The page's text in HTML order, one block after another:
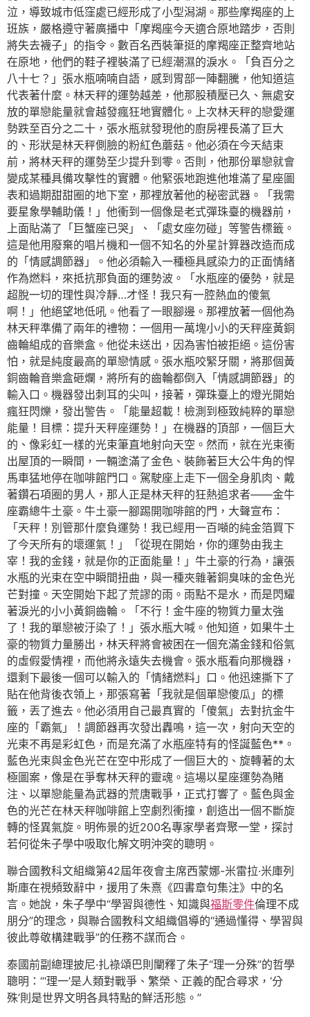
泣，導致城市低窪處已經形成了小型潟湖。那些摩羯座的上
班族，嚴格遵守著廣播中「摩羯座今天適合原地踏步，否則
將失去襪子」的指令。數百名西裝筆挺的摩羯座正整齊地站
在原地，他們的鞋子裡裝滿了已經潮濕的淚水。「負百分之
八十七？」張水瓶喃喃自語，感到胃部一陣翻騰，他知道這
代表著什麼。林天秤的運勢越差，他那股積壓已久、無處安
放的單戀能量就會越發瘋狂地實體化。上次林天秤的戀愛運
勢跌至百分之二十，張水瓶就發現他的廚房裡長滿了巨大
的、形狀是林天秤側臉的粉紅色蘑菇。他必須在今天結束
前，將林天秤的運勢至少提升到零。否則，他那份單戀就會
變成某種具備攻擊性的實體。他緊張地跑進他堆滿了星座圖
表和過期甜甜圈的地下室，那裡放著他的秘密武器。「我需
要星象學輔助儀！」他衝到一個像是老式彈珠臺的機器前，
上面貼滿了「巨蟹座已哭」、「處女座勿碰」等警告標籤。
這是他用廢棄的唱片機和一個不知名的外星計算器改造而成
的「情感調節器」。他必須輸入一種極具感染力的正面情緒
作為燃料，來抵抗那負面的運勢波。「水瓶座的優勢，就是
超脫一切的理性與冷靜…才怪！我只有一腔熱血的傻氣
啊！」他絕望地低吼。他看了一眼腳邊。那裡放著一個他為
林天秤準備了兩年的禮物：一個用一萬塊小小的天秤座黃銅
齒輪組成的音樂盒。他從未送出，因為害怕被拒絕。這份害
怕，就是純度最高的單戀情感。張水瓶咬緊牙關，將那個黃
銅齒輪音樂盒砸爛，將所有的齒輪都倒入「情感調節器」的
輸入口。機器發出刺耳的尖叫，接著，彈珠臺上的燈光開始
瘋狂閃爍，發出警告。「能量超載！檢測到極致純粹的單戀
能量！目標：提升天秤座運勢！」在機器的頂部，一個巨大
的、像彩虹一樣的光束筆直地射向天空。然而，就在光束衝
出屋頂的一瞬間，一輛塗滿了金色、裝飾著巨大公牛角的悍
馬車猛地停在咖啡館門口。駕駛座上走下一個全身肌肉、戴
著鑽石項圈的男人，那人正是林天秤的狂熱追求者——金牛
座霸總牛土豪。牛土豪一腳踢開咖啡館的門，大聲宣布：
「天秤！別管那什麼負運勢！我已經用一百噸的純金箔買下
了今天所有的壞運氣！」「從現在開始，你的運勢由我主
宰！我的金錢，就是你的正面能量！」牛土豪的行為，讓張
水瓶的光束在空中瞬間扭曲，與一種夾雜著銅臭味的金色光
芒對撞。天空開始下起了荒謬的雨。雨點不是水，而是閃耀
著淚光的小小黃銅齒輪。「不行！金牛座的物質力量太強
了！我的單戀被汙染了！」張水瓶大喊。他知道，如果牛土
豪的物質力量勝出，林天秤將會被困在一個充滿金錢和俗氣
的虛假愛情裡，而他將永遠失去機會。張水瓶看向那機器，
還剩下最後一個可以輸入的「情緒燃料」口。他迅速撕下了
貼在他背後衣領上，那張寫著「我就是個單戀傻瓜」的標
籤，丟了進去。他必須用自己最真實的「傻氣」去對抗金牛
座的「霸氣」！調節器再次發出轟鳴，這一次，射向天空的
光束不再是彩虹色，而是充滿了水瓶座特有的怪誕藍色**。
藍色光束與金色光芒在空中形成了一個巨大的、旋轉著的太
極圖案，像是在爭奪林天秤的靈魂。這場以星座運勢為賭
注、以單戀能量為武器的荒唐戰爭，正式打響了。藍色與金
色的光芒在林天秤咖啡館上空劇烈衝撞，創造出一個不斷旋
轉的怪異氣旋。明佈景的近200名專家學者齊聚一堂，探討
若何從朱子學中吸取化解文明沖突的聰明。
聯合國教科文組織第42屆年夜會主席西蒙娜-米雷拉·米庫列
斯庫在視頻致辭中，援用了朱熹《四書章句集注》中的名
言。她說，朱子學中“學習與德性、知識與福斯零件倫理不成
朋分”的理念，與聯合國教科文組織倡導的“通過懂得、學習與
彼此尊敬構建戰爭”的任務不謀而合。
泰國前副總理披尼·扎祿頌巴則闡釋了朱子“理一分殊”的哲學
聰明：“‘理一’是人類對戰爭、繁榮、正義的配合尋求，‘分
殊’則是世界文明各具特點的鮮活形態。”